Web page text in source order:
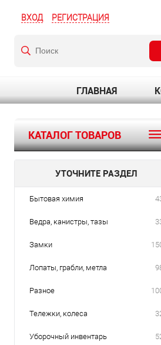
ВХОД РЕГИСТРАЦИЯ
ГЛАВНАЯ
КАТАЛОГ ТОВАРОВ
УТОЧНИТЕ РАЗДЕЛ
Бытовая химия
Ведра, канистры, тазы
Замки
Лопаты, грабли, метла
Разное
Тележки, колеса
Уборочный инвентарь